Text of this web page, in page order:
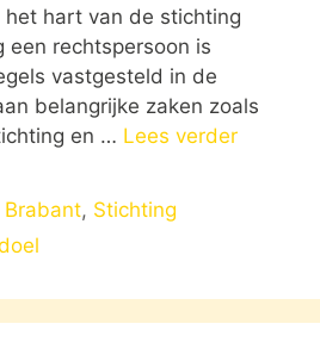
hart van de stichting
een rechtspersoon is
vastgesteld in de
belangrijke zaken zoals
en … Lees verder
Brabant, Stichting